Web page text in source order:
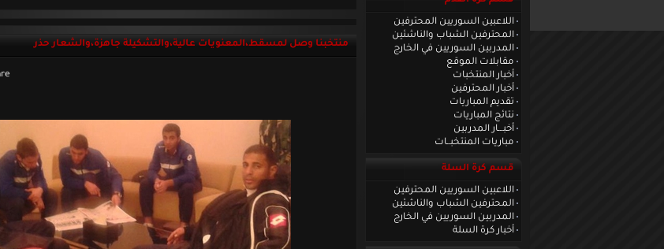
اللاعبين السوريين المحترفين
المحترفين الشباب والناشئين
المدربين السوريين في الخارج
مقابلات الموقع
أخبار المنتخبات
أخبار المحترفين
تقديم المباريات
نتائج المباريات
أخبـــار المدربين
مباريات المنتخبــات
قسم كرة السلة
اللاعبين السوريين المحترفين
المحترفين الشباب والناشئين
المدربين السوريين في الخارج
أخبار كرة السلة
منتخبنا وصل لمسقط،المعنويات عالية،والتشكيلة جاهزة،والشعار حذر